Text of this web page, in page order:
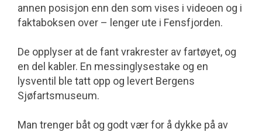
annen posisjon enn den som vises i videoen og i
faktaboksen over – lenger ute i Fensfjorden.
De opplyser at de fant vrakrester av fartøyet, og
en del kabler. En messing­lysestake og en
lysventil ble tatt opp og levert Bergens
Sjøfartsmuseum.
Man trenger båt og godt vær for å dykke på av